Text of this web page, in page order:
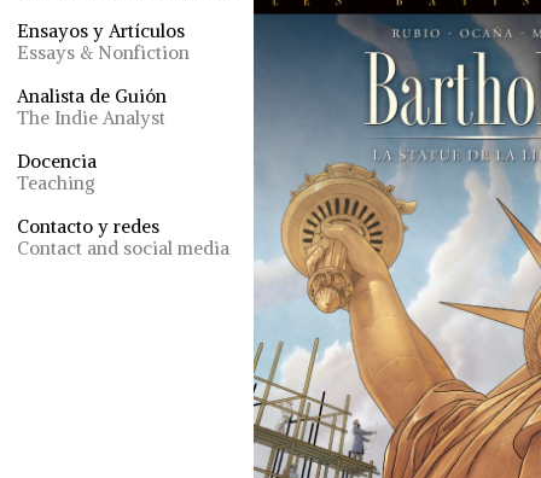
Ensayos y Artículos
Essays & Nonfiction
Analista de Guión
The Indie Analyst
Docencia
Teaching
Contacto y redes
Contact and social media